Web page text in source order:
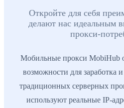
Откройте для себя
делают нас идеальным
прокси-
Мобильные прокси MobiHub
возможности для заработка
традиционных серверных
используют реальные IP-